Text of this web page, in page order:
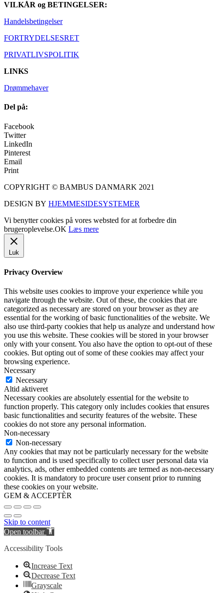
VILKÅR og BETINGELSER:
Handelsbetingelser
FORTRYDELSESRET
PRIVATLIVSPOLITIK
LINKS
Drømmehaver
Del på:
Facebook
Twitter
LinkedIn
Pinterest
Email
Print
COPYRIGHT © BAMBUS DANMARK 2021
DESIGN BY HJEMMESIDESYSTEMER
Vi benytter cookies på vores websted for at forbedre din
brugeroplevelse.OK Læs mere
Luk
Privacy Overview
This website uses cookies to improve your experience while you
navigate through the website. Out of these, the cookies that are
categorized as necessary are stored on your browser as they are
essential for the working of basic functionalities of the website. We
also use third-party cookies that help us analyze and understand how
you use this website. These cookies will be stored in your browser
only with your consent. You also have the option to opt-out of these
cookies. But opting out of some of these cookies may affect your
browsing experience.
Necessary
Necessary
Altid aktiveret
Necessary cookies are absolutely essential for the website to
function properly. This category only includes cookies that ensures
basic functionalities and security features of the website. These
cookies do not store any personal information.
Non-necessary
Non-necessary
Any cookies that may not be particularly necessary for the website
to function and is used specifically to collect user personal data via
analytics, ads, other embedded contents are termed as non-necessary
cookies. It is mandatory to procure user consent prior to running
these cookies on your website.
GEM & ACCEPTÈR
Skip to content
Open toolbar
Accessibility Tools
Increase Text
Decrease Text
Grayscale